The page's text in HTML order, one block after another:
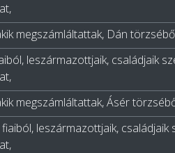
megszámláltattak, Dán
leszármazottjaik, családjaik
megszámláltattak, Ásér
leszármazottjaik,